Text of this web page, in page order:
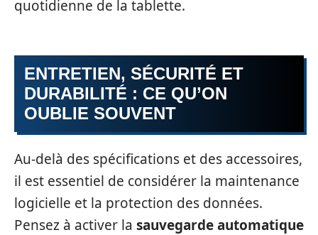
quotidienne de la tablette.
ENTRETIEN, SÉCURITÉ ET
DURABILITÉ : CE QU’ON
OUBLIE SOUVENT
Au-delà des spécifications et des accessoires,
il est essentiel de considérer la maintenance
logicielle et la protection des données.
Pensez à activer la sauvegarde automatique